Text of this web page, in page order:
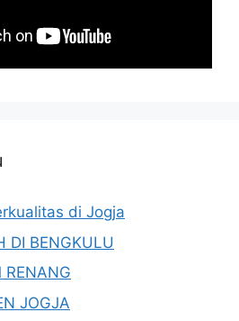
di Jogja
DI BENGKULU
RENANG
JOGJA